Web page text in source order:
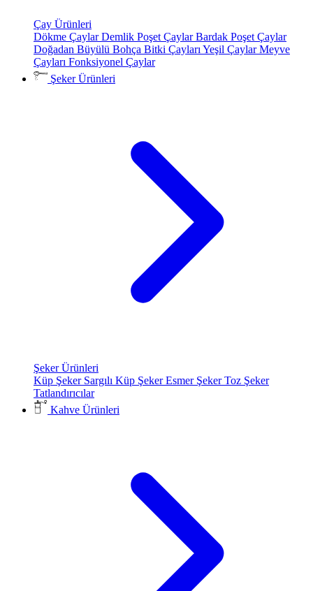
Çay Ürünleri
Dökme ÇaylarDemlik Poşet ÇaylarBardak Poşet Çaylar
Doğadan Büyülü Bohça Bitki Çayları Yeşil ÇaylarMeyve
Çayları Fonksiyonel Çaylar
Şeker Ürünleri
Şeker Ürünleri
Küp Şeker Sargılı Küp ŞekerEsmer ŞekerToz Şeker
Tatlandırıcılar
Kahve Ürünleri